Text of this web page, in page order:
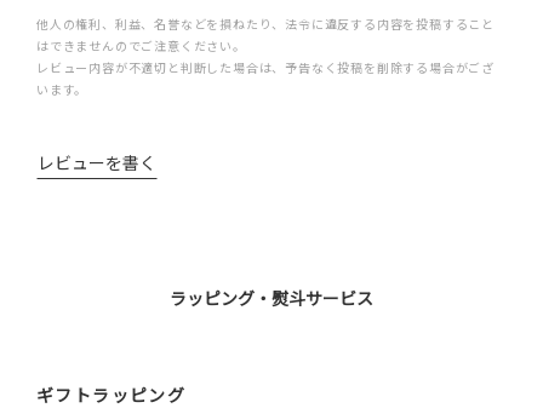
他人の権利、利益、名誉などを損ねたり、法令に違反する内容を投稿すること
はできませんのでご注意ください。
レビュー内容が不適切と判断した場合は、予告なく投稿を削除する場合がござ
います。
レビューを書く
ラッピング・熨斗サービス
ギフトラッピング